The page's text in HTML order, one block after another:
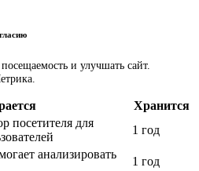
и улучшать сайт.
Хранится
посетителя для
1 год
анализировать
1 год